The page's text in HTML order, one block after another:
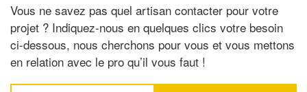
Vous ne savez pas quel artisan contacter pour votre
projet ? Indiquez-nous en quelques clics votre besoin
ci-dessous, nous cherchons pour vous et vous mettons
en relation avec le pro qu’il vous faut !